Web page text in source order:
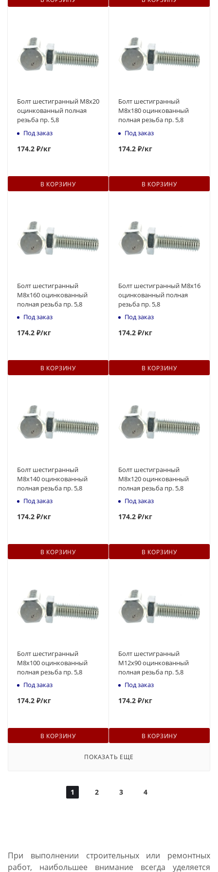
Болт шестигранный М8x20
оцинкованный полная
резьба пр. 5,8
Под заказ
174.2 ₽/кг
В КОРЗИНУ
Болт шестигранный
М8x180 оцинкованный
полная резьба пр. 5,8
Под заказ
174.2 ₽/кг
В КОРЗИНУ
Болт шестигранный
М8x160 оцинкованный
полная резьба пр. 5,8
Под заказ
174.2 ₽/кг
В КОРЗИНУ
Болт шестигранный М8x16
оцинкованный полная
резьба пр. 5,8
Под заказ
174.2 ₽/кг
В КОРЗИНУ
Болт шестигранный
М8x140 оцинкованный
полная резьба пр. 5,8
Под заказ
174.2 ₽/кг
В КОРЗИНУ
Болт шестигранный
М8x120 оцинкованный
полная резьба пр. 5,8
Под заказ
174.2 ₽/кг
В КОРЗИНУ
Болт шестигранный
М8x100 оцинкованный
полная резьба пр. 5,8
Под заказ
174.2 ₽/кг
В КОРЗИНУ
Болт шестигранный
М12x90 оцинкованный
полная резьба пр. 5,8
Под заказ
174.2 ₽/кг
В КОРЗИНУ
ПОКАЗАТЬ ЕЩЕ
1 2 3 4
При выполнении строительных или ремонтных
работ, наибольшее внимание всегда уделяется